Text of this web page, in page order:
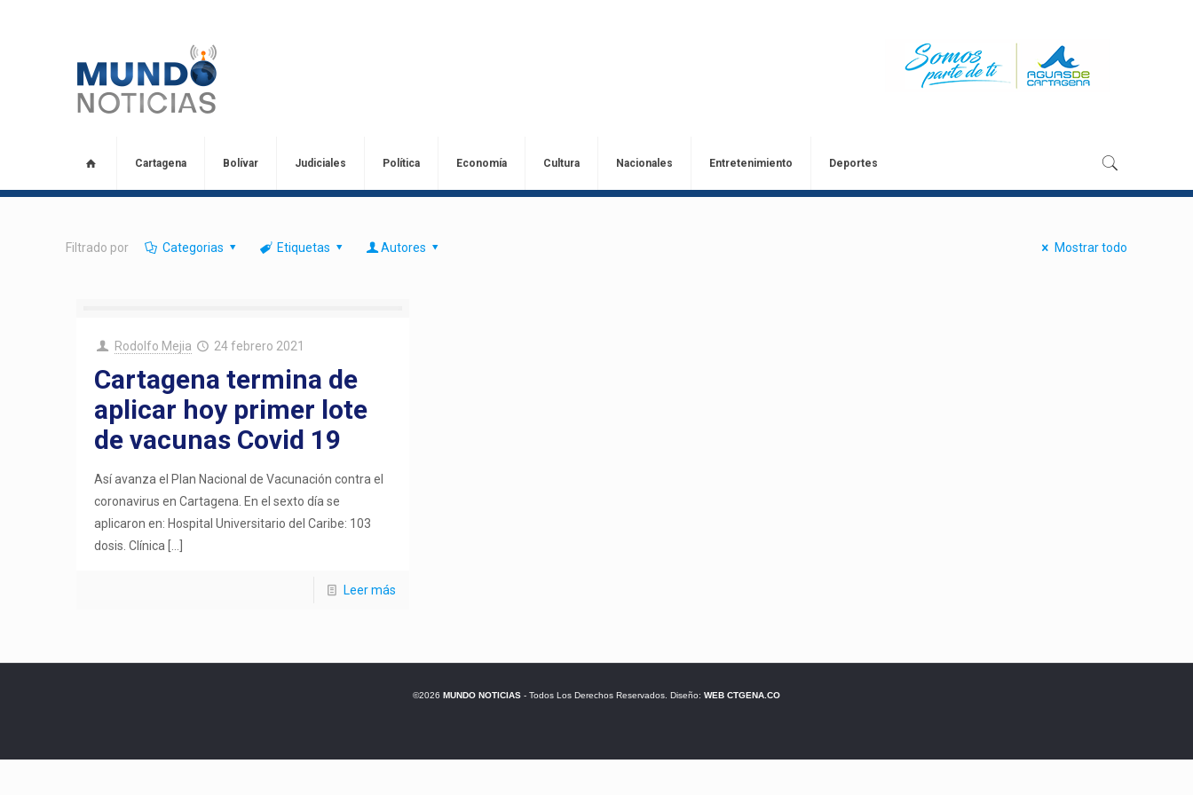
Cartagena Bolívar Judiciales Política Economía Cultura Nacionales Entretenimiento Deportes
Filtrado por Categorias Etiquetas Autores Mostrar todo
Rodolfo Mejia 24 febrero 2021
Cartagena termina de
aplicar hoy primer lote
de vacunas Covid 19
Así avanza el Plan Nacional de Vacunación contra el
coronavirus en Cartagena. En el sexto día se
aplicaron en: Hospital Universitario del Caribe: 103
dosis. Clínica
Leer más
©2026 MUNDO NOTICIAS- Todos Los Derechos Reservados. Diseño: WEB CTGENA.CO